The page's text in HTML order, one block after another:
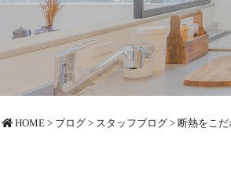
HOME> ブログ> スタッフブログ> 断熱をこ